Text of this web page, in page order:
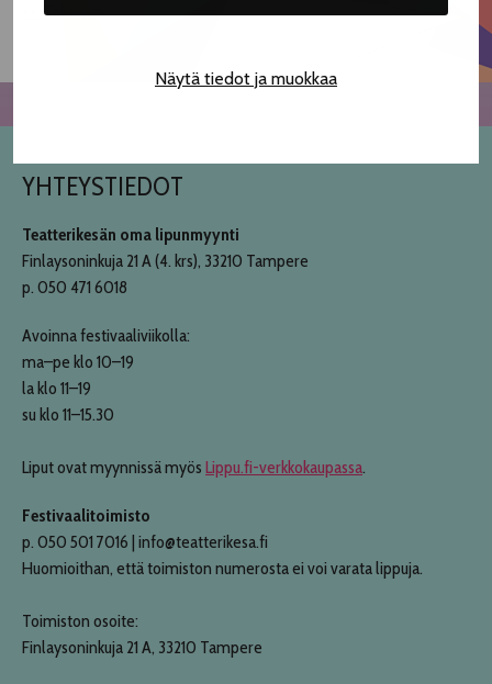
Näytä tiedot ja muokkaa
<< Takaisin
YHTEYSTIEDOT
Teatterikesän oma lipunmyynti
Finlaysoninkuja 21 A (4. krs), 33210 Tampere
p. 050 471 6018
Avoinna festivaaliviikolla:
ma–pe klo 10–19
la klo 11–19
su klo 11–15.30
Liput ovat myynnissä myös Lippu.fi-verkkokaupassa.
Festivaalitoimisto
p. 050 501 7016 | info@teatterikesa.fi
Huomioithan, että toimiston numerosta ei voi varata lippuja.
Toimiston osoite:
Finlaysoninkuja 21 A, 33210 Tampere